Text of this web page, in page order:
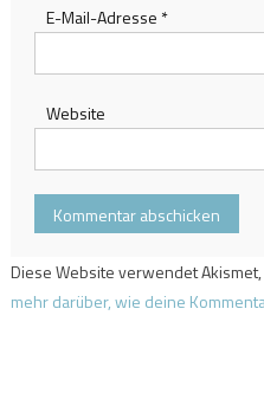
E-Mail-Adresse *
Website
Diese Website verwendet
mehr darüber, wie deine